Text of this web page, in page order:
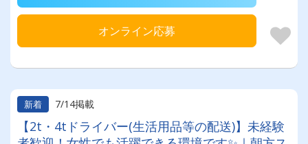
オンライン応募
新着 7/14掲載
【2t・4tドライバー(生活用品等の配送)】未経験